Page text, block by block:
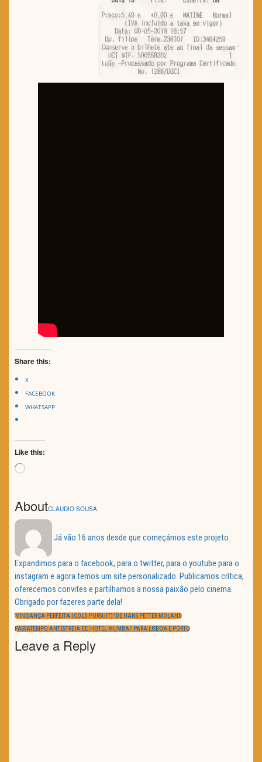
Share this:
X
FACEBOOK
WHATSAPP
Like this:
Loading…
AboutCLAUDIO SOUSA
Já vão 16 anos desde que começámos este projeto.
Expandimos para o facebook, para o twitter, para o youtube para o
instagram e agora temos um site personalizado. Publicamos crítica,
oferecemos convites e partilhamos a nossa paixão pelo cinema.
Obrigado por fazeres parte dela!
Navegação
de
artigos
PREVIOUS
“VINGANÇA PERFEITA (COLD PURSUIT)” DE HANS PETTER MOLAND
NEXT
PASSATEMPO ANTESTREIA DE ‘HOTEL MUMBAI’ PARA LISBOA E PORTO
Leave a Reply